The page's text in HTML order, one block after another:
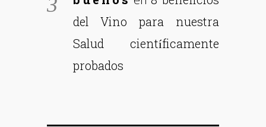
del Vino para nuestra
Salud científicamente
probados